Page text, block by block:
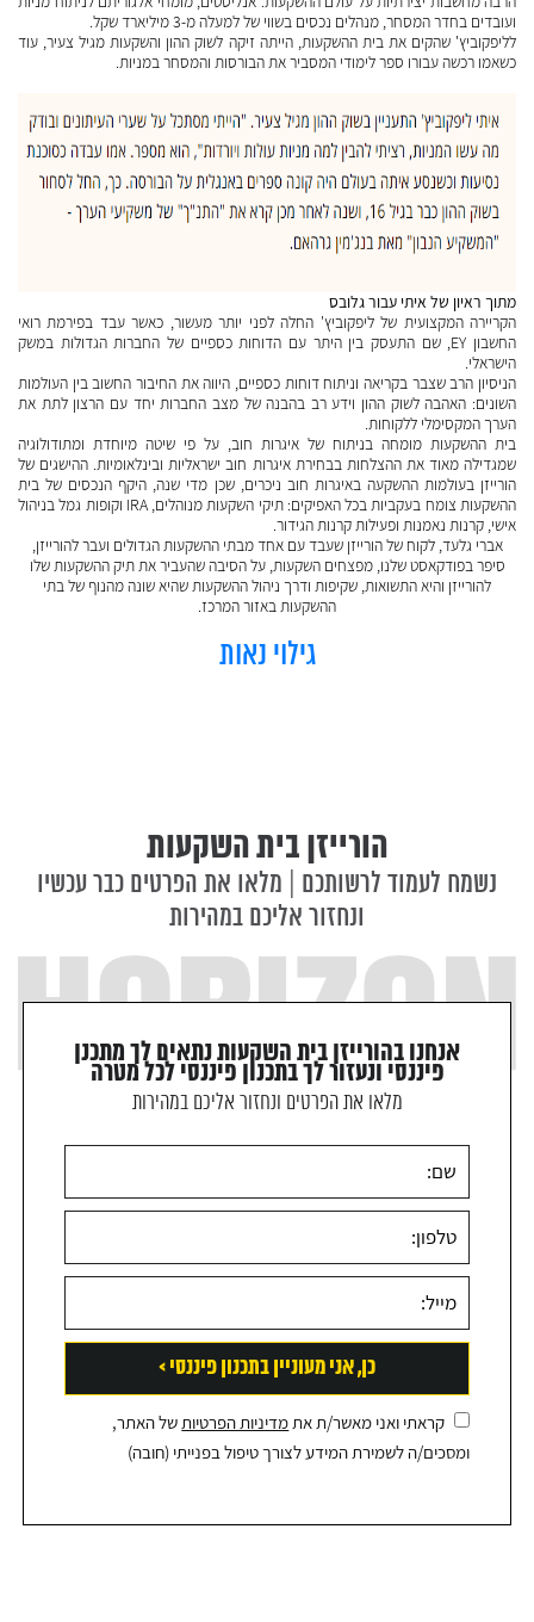
זקוקים לתכנון פיננסי וניהול תיק ההשקעות שלכם?
מלאו את הפרטים ונחזור אליכם במהירות
קראתי ואני מאשר/ת אתמדיניות הפרטיותשל האתר, ומסכים/ה
ועובדים בחדר המסחר, מנהלים נכסים בשווי של למעלה מ-3 מיליארד שקל.
לליפקוביץ' שהקים את בית ההשקעות, הייתה זיקה לשוק ההון והשקעות מגיל צעיר, עוד
כשאמו רכשה עבורו ספר לימודי המסביר את הבורסות והמסחר במניות.
מתוך ראיון של איתי עבור גלובס
הקריירה המקצועית של ליפקוביץ' החלה לפני יותר מעשור, כאשר עבד בפירמת רואי
החשבון EY, שם התעסק בין היתר עם הדוחות כספיים של החברות הגדולות במשק
הישראלי.
הניסיון הרב שצבר בקריאה וניתוח דוחות כספיים, היווה את החיבור החשוב בין העולמות
השונים: האהבה לשוק ההון וידע רב בהבנה של מצב החברות יחד עם הרצון לתת את
הערך המקסימלי ללקוחות.
בית ההשקעות מומחה בניתוח של איגרות חוב, על פי שיטה מיוחדת ומתודולוגיה
שמגדילה מאוד את ההצלחות בבחירת איגרות חוב ישראליות ובינלאומיות. ההישגים של
הורייזן בעולמות ההשקעה באיגרות חוב ניכרים, שכן מדי שנה, היקף הנכסים של בית
ההשקעות צומח בעקביות בכל האפיקים: תיקי השקעות מנוהלים, IRA וקופות גמל בניהול
אישי, קרנות נאמנות ופעילות קרנות הגידור.
אברי גלעד, לקוח של הורייזן שעבד עם אחד מבתי ההשקעות הגדולים ועבר להורייזן,
סיפר בפודקאסט שלנו, מפצחים השקעות, על הסיבה שהעביר את תיק ההשקעות שלו
להורייזן והיא התשואות, שקיפות ודרך ניהול ההשקעות שהיא שונה מהנוף של בתי
ההשקעות באזור המרכז.
גילוי נאות
הורייזן בית השקעות
נשמח לעמוד לרשותכם | מלאו את הפרטים כבר עכשיו
ונחזור אליכם במהירות
אנחנו בהורייזן בית השקעות נתאים לך מתכנן
פיננסי ונעזור לך בתכנון פיננסי לכל מטרה
מלאו את הפרטים ונחזור אליכם במהירות
קראתי ואני מאשר/ת אתמדיניות הפרטיותשל האתר,
ומסכים/ה לשמירת המידע לצורך טיפול בפנייתי (חובה)